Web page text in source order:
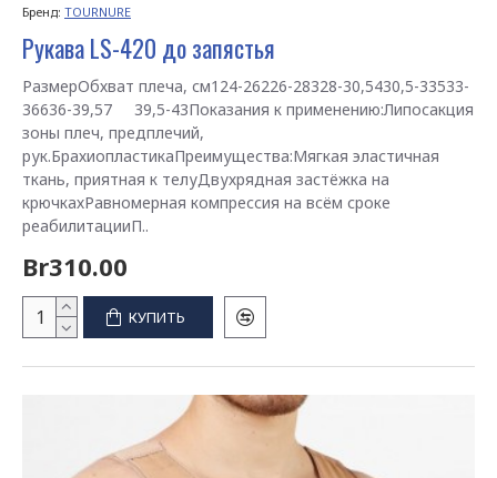
Бренд: TOURNURE
Рукава LS-420 до запястья
РазмерОбхват плеча, см124-26226-28328-30,5430,5-33533-
36636-39,57 39,5-43Показания к применению:Липосакция
зоны плеч, предплечий,
рук.БрахиопластикаПреимущества:Мягкая эластичная
ткань, приятная к телуДвухрядная застёжка на
крючкахРавномерная компрессия на всём сроке
реабилитацииП..
Br310.00
КУПИТЬ